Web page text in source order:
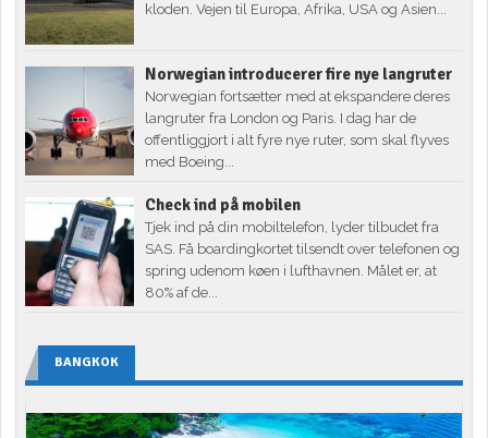
kloden. Vejen til Europa, Afrika, USA og Asien...
Norwegian introducerer fire nye langruter
Norwegian fortsætter med at ekspandere deres
langruter fra London og Paris. I dag har de
offentliggjort i alt fyre nye ruter, som skal flyves
med Boeing...
Check ind på mobilen
Tjek ind på din mobiltelefon, lyder tilbudet fra
SAS. Få boardingkortet tilsendt over telefonen og
spring udenom køen i lufthavnen. Målet er, at
80% af de...
BANGKOK